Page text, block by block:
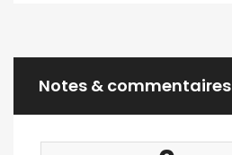
Notes & commentaires